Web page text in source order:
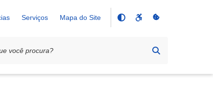
Serviços Mapa do Site